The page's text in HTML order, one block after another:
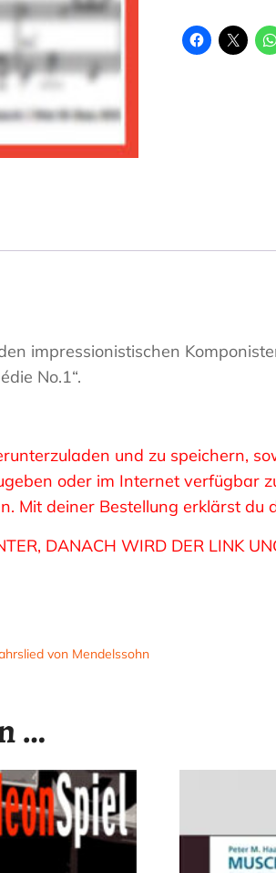
impressionistischen
No.1“.
und zu speichern,
oder im Internet verfügbar
Mit deiner Bestellung erklärst du
DANACH WIRD DER LINK
von Mendelssohn
…